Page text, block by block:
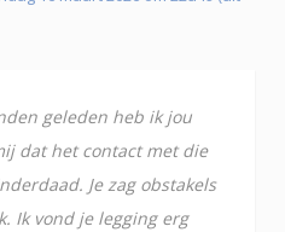
geleden heb ik jou
dat het contact met die
Je zag obstakels
Ik vond je legging erg